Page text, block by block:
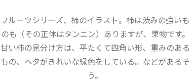
フルーツシリーズ、柿のイラスト。柿は渋みの強いも
のも（その正体はタンニン）ありますが、果物です。
甘い柿の見分け方は、平たくて四角い形、重みのある
もの、ヘタがきれいな緑色をしている。などがあるそ
う。